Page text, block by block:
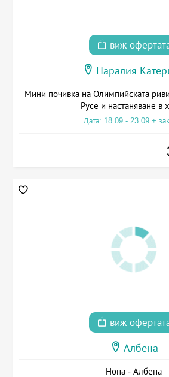
виж
Паралия
Мини почивка на Олимпийската
Русе и настаняване в
Дата: 18.09 - 23.09 +
виж
Албена
Нона - Албена